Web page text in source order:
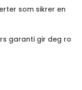
som sikrer en
garanti gir deg ro